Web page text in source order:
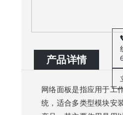
产品详情
网络面板是指应用于工
统，适合多类型模块安